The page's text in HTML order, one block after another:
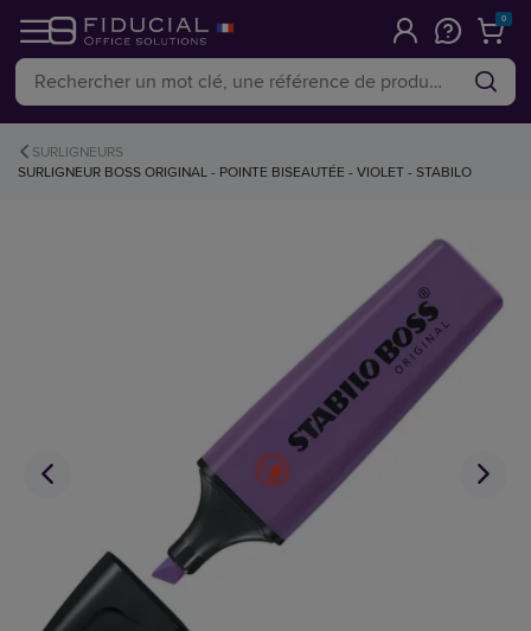
0
SURLIGNEURS
SURLIGNEUR BOSS ORIGINAL - POINTE BISEAUTÉE - VIOLET - STABILO